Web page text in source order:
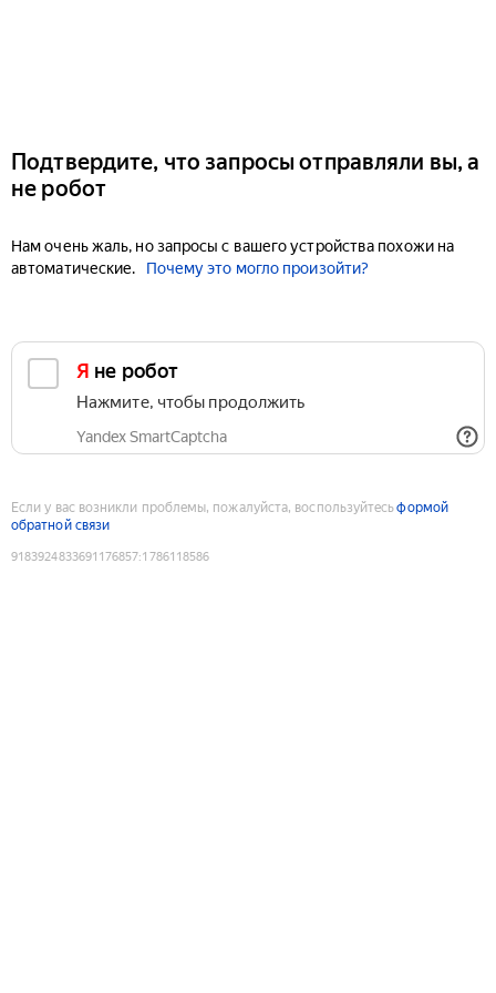
Подтвердите, что запросы отправляли вы, а
не робот
Нам очень жаль, но запросы с вашего устройства похожи на
автоматические.
Почему это могло произойти?
Я не робот
Нажмите, чтобы продолжить
Yandex SmartCaptcha
Если у вас возникли проблемы, пожалуйста, воспользуйтесьформой
обратной связи
9183924833691176857:1786118586